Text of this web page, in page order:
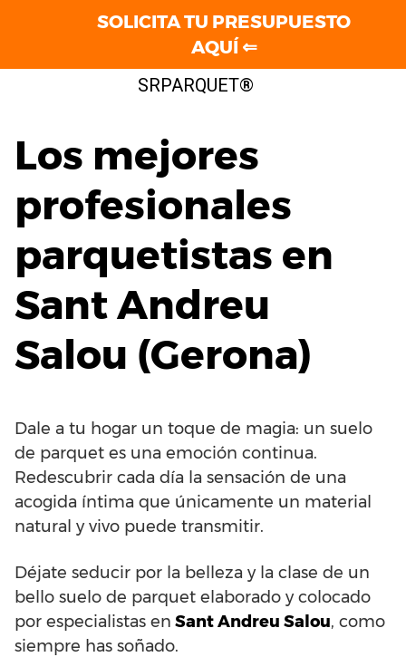
SRPARQUET®
Los mejores
profesionales
parquetistas en
Sant Andreu
Salou (Gerona)
Dale a tu hogar un toque de magia: un suelo
de parquet es una emoción continua.
Redescubrir cada día la sensación de una
acogida íntima que únicamente un material
natural y vivo puede transmitir.
Déjate seducir por la belleza y la clase de un
bello suelo de parquet elaborado y colocado
por especialistas en Sant Andreu Salou, como
siempre has soñado.
SOLICITA TU PRESUPUESTO
AQUÍ ⇐